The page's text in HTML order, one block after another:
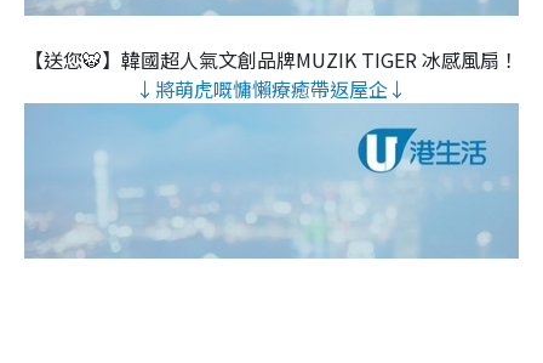
【送您🐯】韓國超人氣文創品牌MUZIK TIGER 冰感風扇！
↓將萌虎嘅慵懶療癒帶返屋企↓